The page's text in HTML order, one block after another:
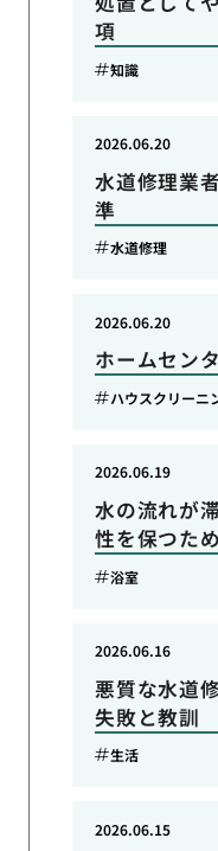
項
知識
水道修理業
準
2026.06.20
水道修理
ホームセン
2026.06.20
ハウスクリーニ
水の流れが
性を保つた
2026.06.19
浴室
悪質な水道
失敗と教訓
2026.06.16
生活
2026.06.15